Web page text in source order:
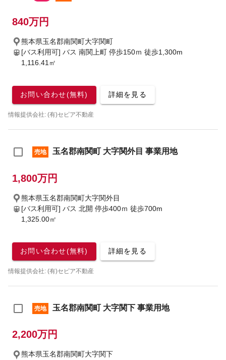
840万円
熊本県玉名郡南関町大字関町
[バス利用可] バス 南関上町 停歩150ｍ 徒歩1,300m
1,116.41㎡
お問い合わせ(無料) 詳細を見る
情報提供会社: (有)セピア不動産
売地 玉名郡南関町 大字関外目 事業用地
1,800万円
熊本県玉名郡南関町大字関外目
[バス利用可] バス 北開 停歩400ｍ 徒歩700m
1,325.00㎡
お問い合わせ(無料) 詳細を見る
情報提供会社: (有)セピア不動産
売地 玉名郡南関町 大字関下 事業用地
2,200万円
熊本県玉名郡南関町大字関下